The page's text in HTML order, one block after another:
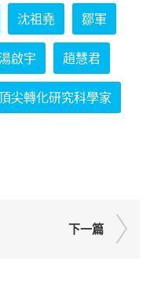
沈祖堯 鄒軍
啟宇 趙慧君
尖轉化研究科學家
下一篇